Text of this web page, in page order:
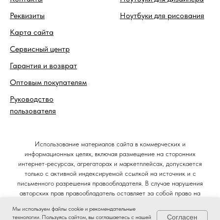
Реквизиты
Карта сайта
Сервисный центр
Гарантия и возврат
Оптовым покупателям
Руководство
пользователя
Ноутбуки для рисования
Использование материалов сайта в коммерческих и
информационных целях, включая размещение на сторонних
интернет-ресурсах, агрегаторах и маркетплейсах, допускается
только с активной индексируемой ссылкой на источник и с
письменного разрешения правообладателя. В случае нарушения
авторских прав правообладатель оставляет за собой право на
компенсации в соответствии со статьёй 1301 Гражданского кодекса
Мы используем файлы cookie и рекомендательные
технологии. Пользуясь сайтом, вы соглашаетесь с нашей
Согласен